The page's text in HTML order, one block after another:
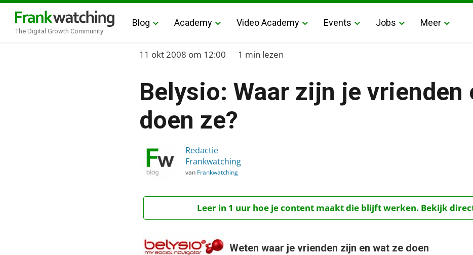
The Digital Growth Community
Blog Academy Video Academy Events Jobs Meer
Home
Blog
›
Belysio: Waar zijn je vrienden en wat doen ze?
11 okt 2008 om 12:00 1 min lezen
Belysio: Waar zijn je vrienden
doen ze?
Redactie
Frankwatching
van Frankwatching
Leer in 1 uur hoe je content maakt die blijft werken. Bekijk
Weten waar je vrienden zijn en wat ze doen